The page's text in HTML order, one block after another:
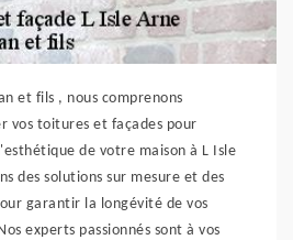
et fils , nous comprenons
vos toitures et façades pour
de votre maison à L Isle
des solutions sur mesure et des
garantir la longévité de vos
experts passionnés sont à vos